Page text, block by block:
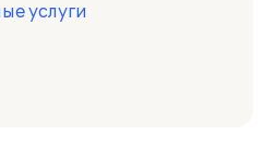
услуги